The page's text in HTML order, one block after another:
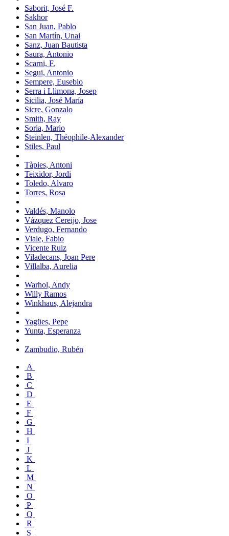
Saborit, José F.
Sakhor
San Juan, Pablo
San Martín, Unai
Sanz, Juan Bautista
Saura, Antonio
Scarni, F.
Segui, Antonio
Sempere, Eusebio
Serra i Llimona, Josep
Sicilia, José María
Sicre, Gonzalo
Smith, Ray
Soria, Mario
Steinlen, Théophile-Alexander
Stiles, Paul
Tàpies, Antoni
Teixidor, Jordi
Toledo, Alvaro
Torres, Rosa
Valdés, Manolo
Vázquez Cereijo, Jose
Verdugo, Fernando
Viale, Fabio
Vicente Ruiz
Viladecans, Joan Pere
Villalba, Aurelia
Warhol, Andy
Willy Ramos
Winkhaus, Alejandra
Yagües, Pepe
Yunta, Esperanza
Zambudio, Rubén
A
B
C
D
E
F
G
H
I
J
K
L
M
N
O
P
Q
R
S